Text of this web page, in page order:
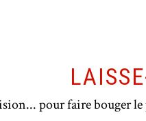
pour faire bouger